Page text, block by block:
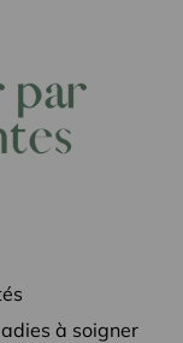
à soigner